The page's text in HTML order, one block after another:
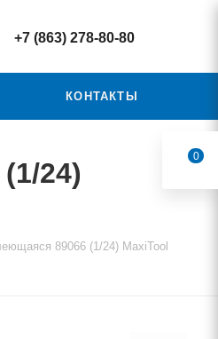
+7 (863) 278-80-80
КОНТАКТЫ
24)
89066 (1/24) MaxiTool
0